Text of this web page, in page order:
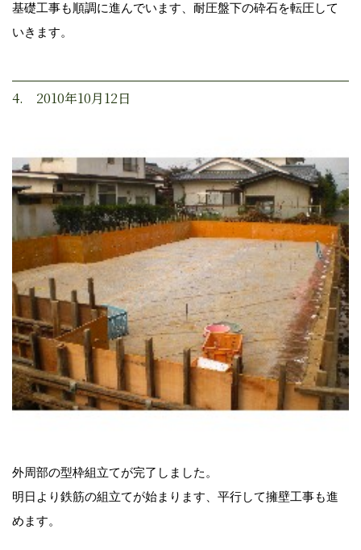
基礎工事も順調に進んでいます、耐圧盤下の砕石を転圧して
いきます。
4. 2010年10月12日
外周部の型枠組立てが完了しました。
明日より鉄筋の組立てが始まります、平行して擁壁工事も進
めます。